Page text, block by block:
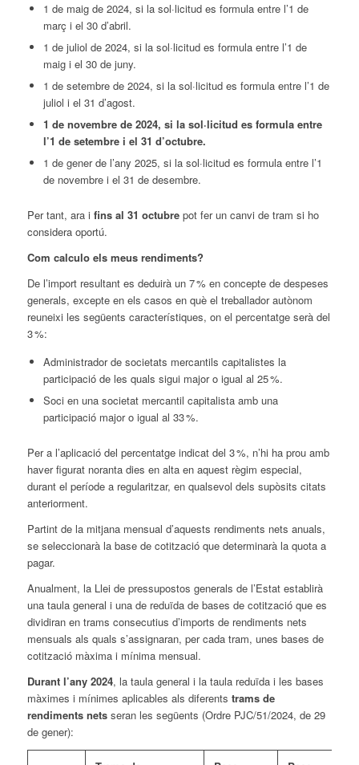
1 de maig de 2024, si la sol·licitud es formula entre l’1 de
març i el 30 d’abril.
1 de juliol de 2024, si la sol·licitud es formula entre l’1 de
maig i el 30 de juny.
1 de setembre de 2024, si la sol·licitud es formula entre l’1 de
juliol i el 31 d’agost.
1 de novembre de 2024, si la sol·licitud es formula entre
l’1 de setembre i el 31 d’octubre.
1 de gener de l’any 2025, si la sol·licitud es formula entre l’1
de novembre i el 31 de desembre.
Per tant, ara i fins al 31 octubrepot fer un canvi de tram si ho
considera oportú.
Com calculo els meus rendiments?
De l’import resultant es deduirà un 7 % en concepte de despeses
generals, excepte en els casos en què el treballador autònom
reuneixi les següents característiques, on el percentatge serà del
3 %:
Administrador de societats mercantils capitalistes la
participació de les quals sigui major o igual al 25 %.
Soci en una societat mercantil capitalista amb una
participació major o igual al 33 %.
Per a l’aplicació del percentatge indicat del 3 %, n’hi ha prou amb
haver figurat noranta dies en alta en aquest règim especial,
durant el període a regularitzar, en qualsevol dels supòsits citats
anteriorment.
Partint de la mitjana mensual d’aquests rendiments nets anuals,
se seleccionarà la base de cotització que determinarà la quota a
pagar.
Anualment, la Llei de pressupostos generals de l’Estat establirà
una taula general i una de reduïda de bases de cotització que es
dividiran en trams consecutius d’imports de rendiments nets
mensuals als quals s’assignaran, per cada tram, unes bases de
cotització màxima i mínima mensual.
Durant l’any 2024, la taula general i la taula reduïda i les bases
màximes i mínimes aplicables als diferents trams de
rendiments netsseran les següents (Ordre PJC/51/2024, de 29
de gener):